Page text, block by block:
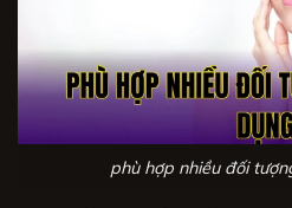
phù hợp nhiều đối